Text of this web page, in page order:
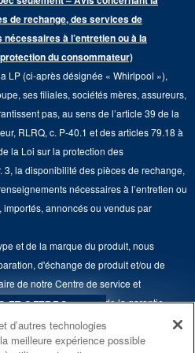
de rechange, des services de
à l’entretien ou à la
du consommateur)
LP (ci-après désignée « Whirlpool »),
ses filiales, sociétés mères, assureurs,
pas, au sens de l’article 39 de la
RLRQ, c. P-40.1 et des articles 79.18 à
la Loi sur la protection des
3, la disponibilité des pièces de rechange,
nécessaires à l’entretien ou
annoncés ou vendus par
et de la marque du produit, nous
d'échange de produit et/ou de
de notre Centre de service et
réserve des conditions de la garantie
veuillez consulter les sites Web
« Service et assistance » ou
ET OFFRES
Finit le 8/26/26
ACTUELLEMENT
d’autres technologies
meilleure expérience possible